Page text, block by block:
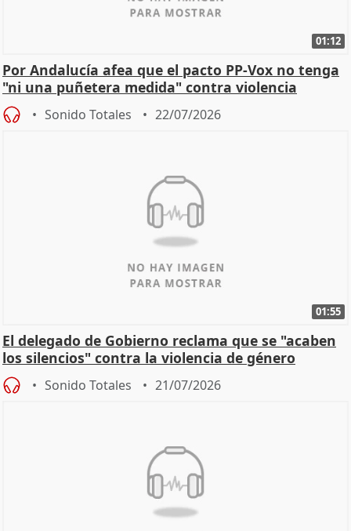
01:12
Por Andalucía afea que el pacto PP-Vox no tenga
"ni una puñetera medida" contra violencia
machista
Sonido Totales 22/07/2026
01:55
El delegado de Gobierno reclama que se "acaben
los silencios" contra la violencia de género
Sonido Totales 21/07/2026